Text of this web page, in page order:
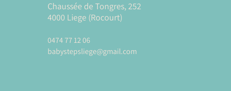
Chaussée de Tongres, 252
4000 Liege (Rocourt)
0474 77 12 06
babystepsliege@gmail.com